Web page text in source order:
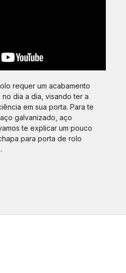
requer um acabamento
dia a dia, visando ter a
em sua porta. Para te
galvanizado, aço
te explicar um pouco
para porta de rolo